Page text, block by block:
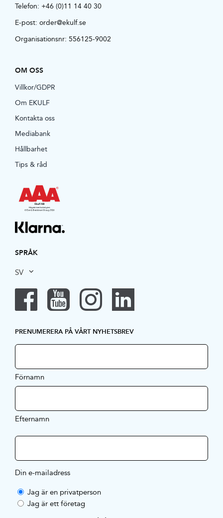
Telefon: +46 (0)11 14 40 30
E-post: order@ekulf.se
Organisationsnr: 556125-9002
OM OSS
Villkor/GDPR
Om EKULF
Kontakta oss
Mediabank
Hållbarhet
Tips & råd
SPRÅK
SV
PRENUMERERA PÅ VÅRT NYHETSBREV
Förnamn
Efternamn
Din e-mailadress
Jag är en privatperson
Jag är ett företag